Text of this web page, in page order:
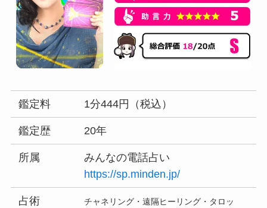
鑑定料 1分444円（税込）
鑑定歴 20年
所属
みんなの電話占い
https://sp.minden.jp/
占術
チャネリング・遠隔ヒーリング・タロッ